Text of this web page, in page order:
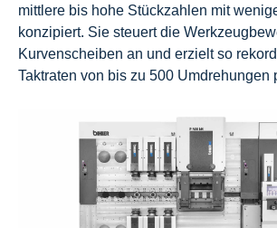
mittlere bis hohe Stückzahlen mit
konzipiert. Sie steuert die
Kurvenscheiben an und erzielt so
Taktraten von bis zu 500 Umdrehungen